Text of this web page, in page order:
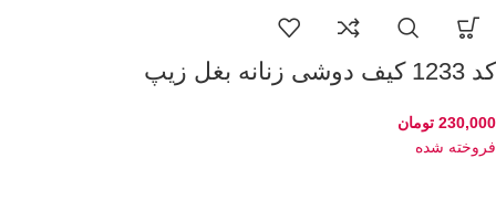
کد 1233 کیف دوشی زنانه بغل زیپ
230,000 تومان
فروخته شده